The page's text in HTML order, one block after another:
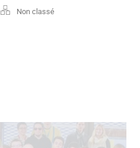
Non classé